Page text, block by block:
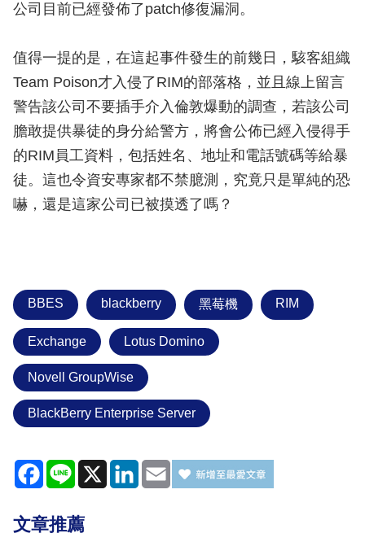
公司目前已經發佈了patch修復漏洞。
值得一提的是，在這起事件發生的前幾日，駭客組織
Team Poison才入侵了RIM的部落格，並且線上留言
警告該公司不要插手介入倫敦爆動的調查，若該公司
膽敢提供暴徒的身分給警方，將會公佈已經入侵得手
的RIM員工資料，包括姓名、地址和電話號碼等給暴
徒。這也令資安專家都不禁臆測，究竟只是單純的恐
嚇，還是這家公司已被摸透了嗎？
BBES blackberry 黑莓機 RIM
Exchange Lotus Domino
Novell GroupWise
BlackBerry Enterprise Server
Facebook
Line X LinkedIn
Email
文章推薦